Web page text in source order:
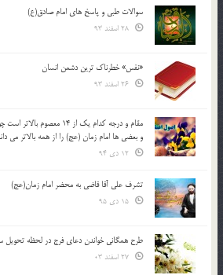
سوالات طبی و پاسخ های امام صادق(ع)
«نفس» خطرناک ترین دشمن انسان
مقام و درجه كدام يك از 14
و بعضي ها امام زمان (عج) را از همه بالاتر مي
تشرف علي آقا قاضي به محضر امام زمان(عج)
طرح همگانی خواندن دعای فرج در لحظه تحویل